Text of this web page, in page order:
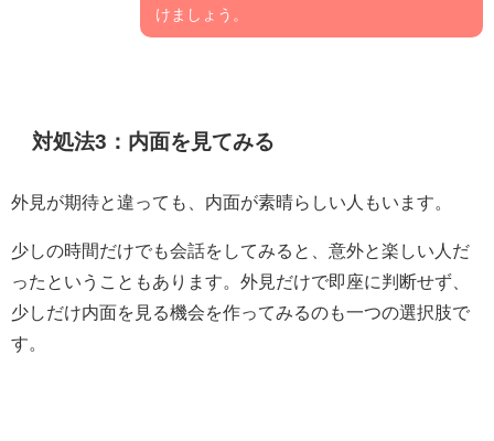
けましょう。
対処法3：内面を見てみる
外見が期待と違っても、内面が素晴らしい人もいます。
少しの時間だけでも会話をしてみると、意外と楽しい人だ
ったということもあります。外見だけで即座に判断せず、
少しだけ内面を見る機会を作ってみるのも一つの選択肢で
す。